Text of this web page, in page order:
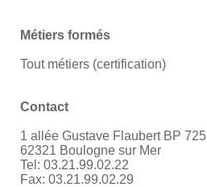
Métiers formés
Tout métiers (certification)
Contact
1 allée Gustave Flaubert BP 725
62321 Boulogne sur Mer
Tel: 03.21.99.02.22
Fax: 03.21.99.02.29